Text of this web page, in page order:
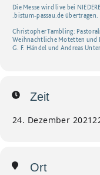
Die Mes­se wird live bei
.bis​tum​-pas​sau​.de über­tra­gen.
Chris­to­pher Tamb­ling:
Weih­nacht­li­che Motet­ten und
G. F. Hän­del und Andre­as
Zeit
24. Dezember 2021
Ort